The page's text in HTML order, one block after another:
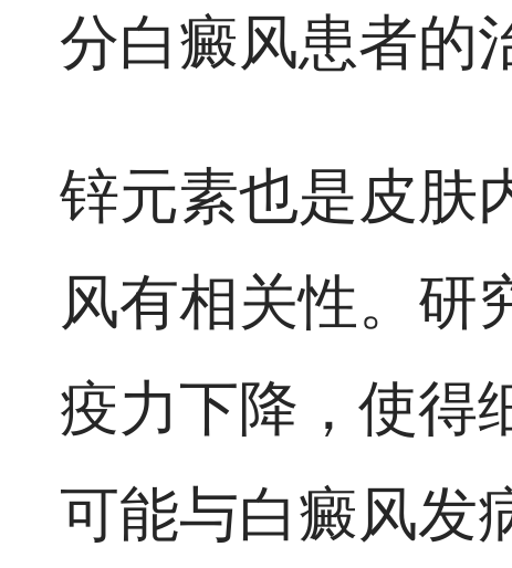
分白癜风患者的
锌元素也是皮肤
风有相关性。研
疫力下降，使得
可能与白癜风发